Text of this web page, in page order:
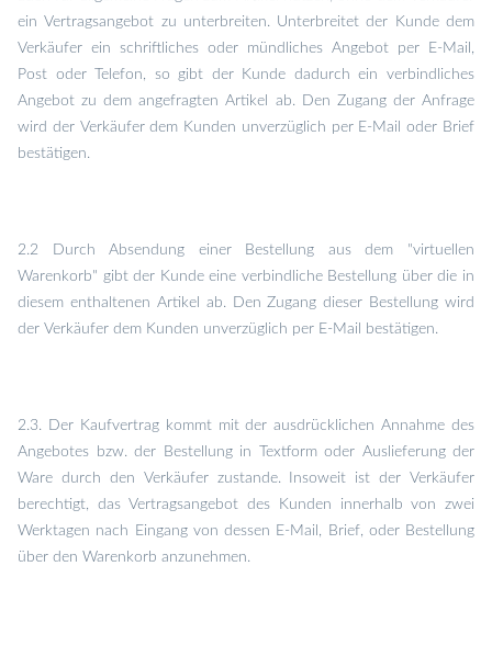
ein Vertragsangebot zu unterbreiten. Unterbreitet der Kunde dem
Verkäufer ein schriftliches oder mündliches Angebot per E-Mail,
Post oder Telefon, so gibt der Kunde dadurch ein verbindliches
Angebot zu dem angefragten Artikel ab. Den Zugang der Anfrage
wird der Verkäufer dem Kunden unverzüglich per E-Mail oder Brief
bestätigen.
2.2 Durch Absendung einer Bestellung aus dem "virtuellen
Warenkorb" gibt der Kunde eine verbindliche Bestellung über die in
diesem enthaltenen Artikel ab. Den Zugang dieser Bestellung wird
der Verkäufer dem Kunden unverzüglich per E-Mail bestätigen.
2.3. Der Kaufvertrag kommt mit der ausdrücklichen Annahme des
Angebotes bzw. der Bestellung in Textform oder Auslieferung der
Ware durch den Verkäufer zustande. Insoweit ist der Verkäufer
berechtigt, das Vertragsangebot des Kunden innerhalb von zwei
Werktagen nach Eingang von dessen E-Mail, Brief, oder Bestellung
über den Warenkorb anzunehmen.